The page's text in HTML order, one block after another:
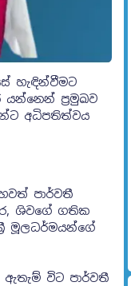
හැඳින්වීමට
යන්නෙන් ප්‍රමුඛව
අධිපතිත්වය
පාර්වතී
ශිවගේ ගතික
මූලධර්මයන්ගේ
විට පාර්වතී